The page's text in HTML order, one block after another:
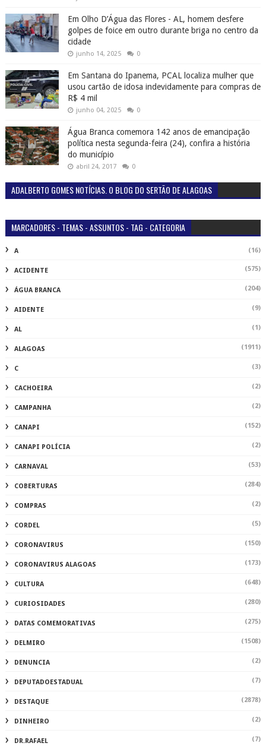
Em Olho D’Água das Flores - AL, homem desfere
golpes de foice em outro durante briga no centro da
cidade
junho 14, 2025 0
Em Santana do Ipanema, PCAL localiza mulher que
usou cartão de idosa indevidamente para compras de
R$ 4 mil
junho 04, 2025 0
Água Branca comemora 142 anos de emancipação
política nesta segunda-feira (24), confira a história
do município
abril 24, 2017 0
ADALBERTO GOMES NOTÍCIAS. O BLOG DO SERTÃO DE ALAGOAS
MARCADORES - TEMAS - ASSUNTOS - TAG - CATEGORIA
A (16)
ACIDENTE (575)
ÁGUA BRANCA (204)
AIDENTE (9)
AL (1)
ALAGOAS (1911)
C (3)
CACHOEIRA (2)
CAMPANHA (2)
CANAPI (152)
CANAPI POLÍCIA (2)
CARNAVAL (53)
COBERTURAS (284)
COMPRAS (2)
CORDEL (5)
CORONAVIRUS (150)
CORONAVIRUS ALAGOAS (173)
CULTURA (648)
CURIOSIDADES (280)
DATAS COMEMORATIVAS (275)
DELMIRO (1508)
DENUNCIA (2)
DEPUTADOESTADUAL (7)
DESTAQUE (2878)
DINHEIRO (2)
DR.RAFAEL (7)